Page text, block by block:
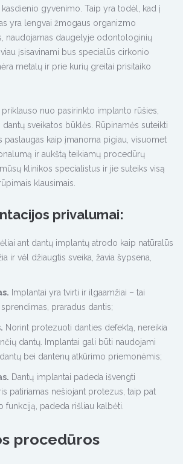
kasdienio gyvenimo. Taip yra todėl, kad į
yra lengvai žmogaus organizmo
naudojamas daugelyje odontologinių
įsisavinami bus specialūs cirkonio
metalų ir prie kurių greitai prisitaiko
nuo pasirinkto implanto rūšies,
sveikatos būklės. Rūpinamės suteikti
paslaugas kaip įmanoma pigiau, visuomet
ir aukštą teikiamų procedūrų
klinikos specialistus ir jie suteiks visą
klausimais.
privalumai:
ant dantų implantų atrodo kaip natūralūs
ir vėl džiaugtis sveika, žavia šypsena,
Implantai yra tvirti ir ilgaamžiai – tai
praradus dantis;
Norint protezuoti danties defektą, nereikia
dantų. Implantai gali būti naudojami
bei dantenų atkūrimo priemonėmis;
Dantų implantai padeda išvengti
patiriamas nešiojant protezus, taip pat
funkciją, padeda rišliau kalbėti.
procedūros